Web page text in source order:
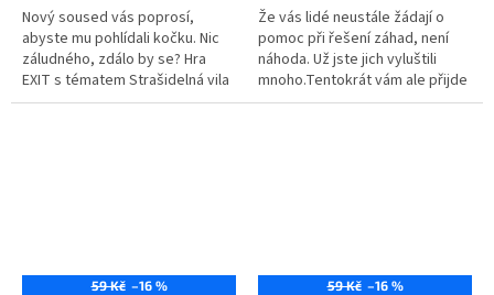
Nový soused vás poprosí,
abyste mu pohlídali kočku. Nic
záludného, zdálo by se? Hra
EXIT s tématem Strašidelná vila
vás vyvede z omylu. Po vstupu
Že vás lidé neustále žádají o
pomoc při řešení záhad, není
náhoda. Už jste jich vyluštili
mnoho.Tentokrát vám ale přijde
obálka, která nemá odesílatele,
59 Kč –16 % 59 Kč –16 %